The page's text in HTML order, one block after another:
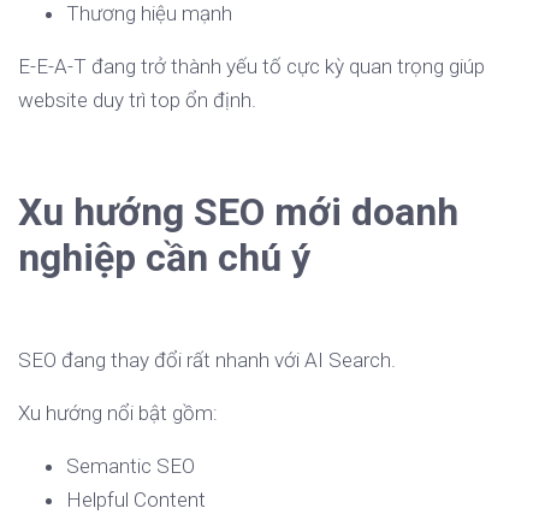
Thương hiệu mạnh
E-E-A-T đang trở thành yếu tố cực kỳ quan trọng giúp
website duy trì top ổn định.
Xu hướng SEO mới doanh
nghiệp cần chú ý
SEO đang thay đổi rất nhanh với AI Search.
Xu hướng nổi bật gồm:
Semantic SEO
Helpful Content